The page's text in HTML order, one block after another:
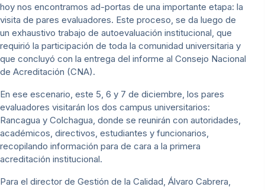
hoy nos encontramos ad-portas de una importante etapa: la
visita de pares evaluadores. Este proceso, se da luego de
un exhaustivo trabajo de autoevaluación institucional, que
requirió la participación de toda la comunidad universitaria y
que concluyó con la entrega del informe al Consejo Nacional
de Acreditación (CNA).
En ese escenario, este 5, 6 y 7 de diciembre, los pares
evaluadores visitarán los dos campus universitarios:
Rancagua y Colchagua, donde se reunirán con autoridades,
académicos, directivos, estudiantes y funcionarios,
recopilando información para de cara a la primera
acreditación institucional.
Para el director de Gestión de la Calidad, Álvaro Cabrera,